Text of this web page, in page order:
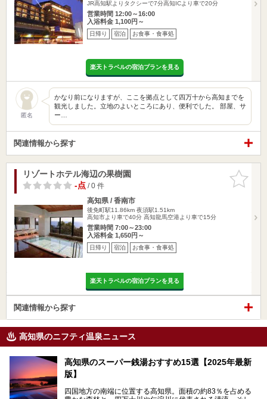
JR高知駅よりタクシーで7分高知ICより車で20分
営業時間 12:00～16:00
入浴料金 1,100円～
日帰り 宿泊 お食事・食事処
楽天トラベルの宿泊プランを見る
匿名
かなり前になりますが、ここを拠点として四万十から高知までを
観光しました。立地のよいところにあり、便利でした。 部屋、サ
ー…
関連情報から探す
お気に入
りに追加
リゾートホテル海辺の果樹園
-点/ 0 件
高知県 / 香南市
後免町駅11.86km 夜須駅1.51km
高知市より車で40分 高知龍馬空港より車で15分
営業時間 7:00～23:00
入浴料金 1,650円～
日帰り 宿泊 お食事・食事処
楽天トラベルの宿泊プランを見る
関連情報から探す
高知県のニフティ温泉ニュース
高知県のスーパー銭湯おすすめ15選【2025年最新
版】
四国地方の南端に位置する高知県。面積の約83％を占める